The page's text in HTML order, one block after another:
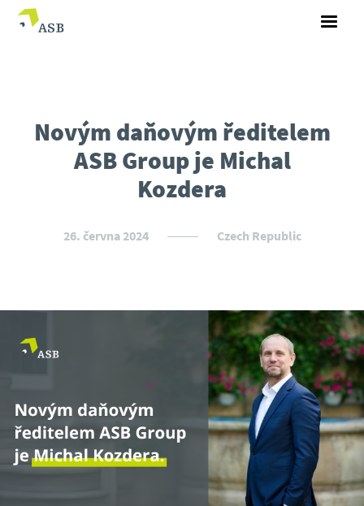
Novým daňovým ředitelem
ASB Group je Michal
Kozdera
26. června 2024 Czech Republic